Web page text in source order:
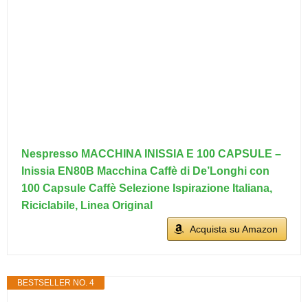
Nespresso MACCHINA INISSIA E 100 CAPSULE –
Inissia EN80B Macchina Caffè di De’Longhi con
100 Capsule Caffè Selezione Ispirazione Italiana,
Riciclabile, Linea Original
Acquista su Amazon
BESTSELLER NO. 4